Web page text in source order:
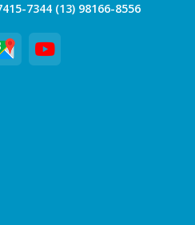
7344 (13) 98166-8556